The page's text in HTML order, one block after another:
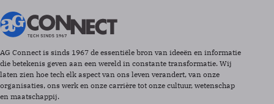
AG Connect is sinds 1967 de essentiële bron van ideeën en informatie
die betekenis geven aan een wereld in constante transformatie. Wij
laten zien hoe tech elk aspect van ons leven verandert, van onze
organisaties, ons werk en onze carrière tot onze cultuur, wetenschap
en maatschappij.